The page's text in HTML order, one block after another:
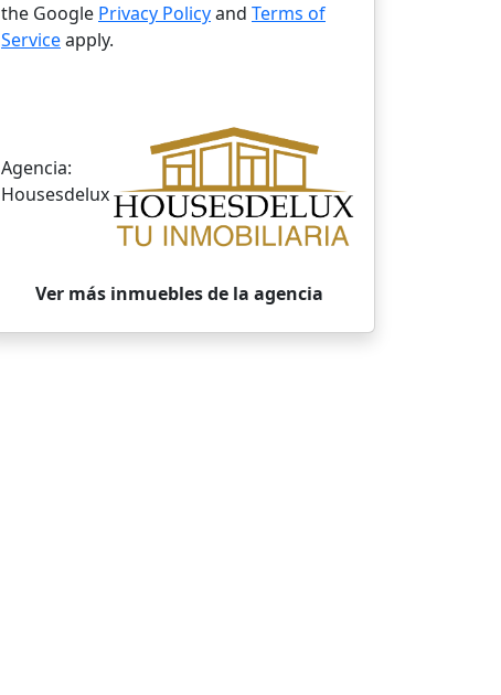
the Google Privacy Policyand Terms of
Serviceapply.
Agencia:
Housesdelux
Ver más inmuebles de la agencia